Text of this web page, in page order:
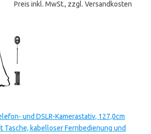
Preis inkl. MwSt., zzgl. Versandkosten
und DSLR-Kamerastativ, 127,0cm
Tasche, kabelloser Fernbedienung und